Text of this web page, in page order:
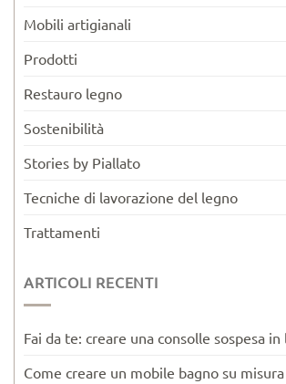
Mobili artigianali
Prodotti
Restauro legno
Sostenibilità
Stories by Piallato
Tecniche di lavorazione del legno
Trattamenti
ARTICOLI RECENTI
Fai da te: creare una consolle sospesa in
Come creare un mobile bagno su